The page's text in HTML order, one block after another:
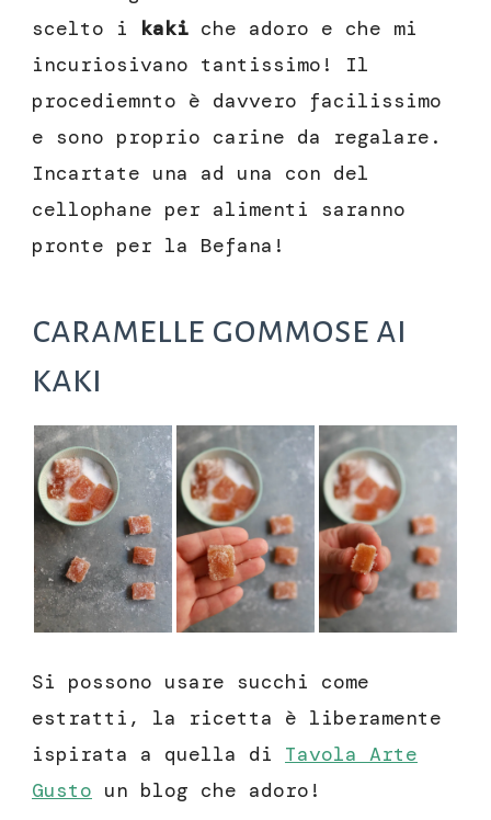
scelto i kaki che adoro e che mi
incuriosivano tantissimo! Il
procediemnto è davvero facilissimo
e sono proprio carine da regalare.
Incartate una ad una con del
cellophane per alimenti saranno
pronte per la Befana!
caramelle gommose ai
kaki
Si possono usare succhi come
estratti, la ricetta è liberamente
ispirata a quella di Tavola Arte
Gusto un blog che adoro!